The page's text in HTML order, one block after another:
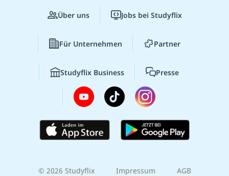
Über uns Jobs bei Studyflix
Für Unternehmen Partner
Studyflix Business Presse
© 2026 Studyflix Impressum AGB